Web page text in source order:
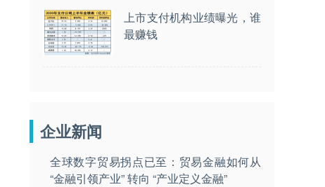
上市支付机构业绩曝光，谁
最赚钱
企业新闻
全球数字贸易拐点已至：贸易金融如何从
“金融引领产业” 转向 “产业定义金融”